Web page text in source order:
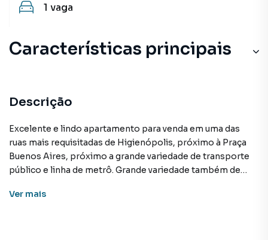
1 vaga
Características principais
Descrição
Excelente e lindo apartamento para venda em uma das
ruas mais requisitadas de Higienópolis, próximo à Praça
Buenos Aires, próximo a grande variedade de transporte
público e linha de metrô. Grande variedade também de
consultórios, academias, restaurantes, pizzaria, e outros.
Ver mais